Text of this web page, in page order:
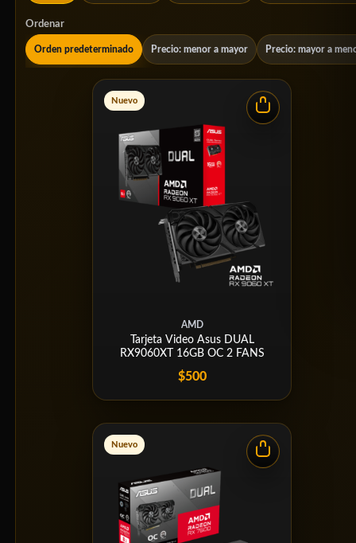
Ordenar
Orden predeterminado Precio: menor a mayor Precio: mayor a
Nuevo
AMD
Tarjeta Video Asus DUAL
RX9060XT 16GB OC 2 FANS
$500
Nuevo